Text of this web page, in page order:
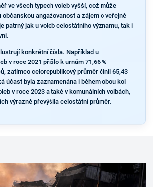
ve všech typech voleb vyšší, což může
občanskou angažovanost a zájem o veřejné
patrný jak u voleb celostátního významu, tak i
konkrétní čísla. Například u
v roce 2021 přišlo k urnám 71,66 %
zatímco celorepublikový průměr činil 65,43
účast byla zaznamenána i během obou kol
v roce 2023 a také v komunálních volbách,
výrazně převýšila celostátní průměr.